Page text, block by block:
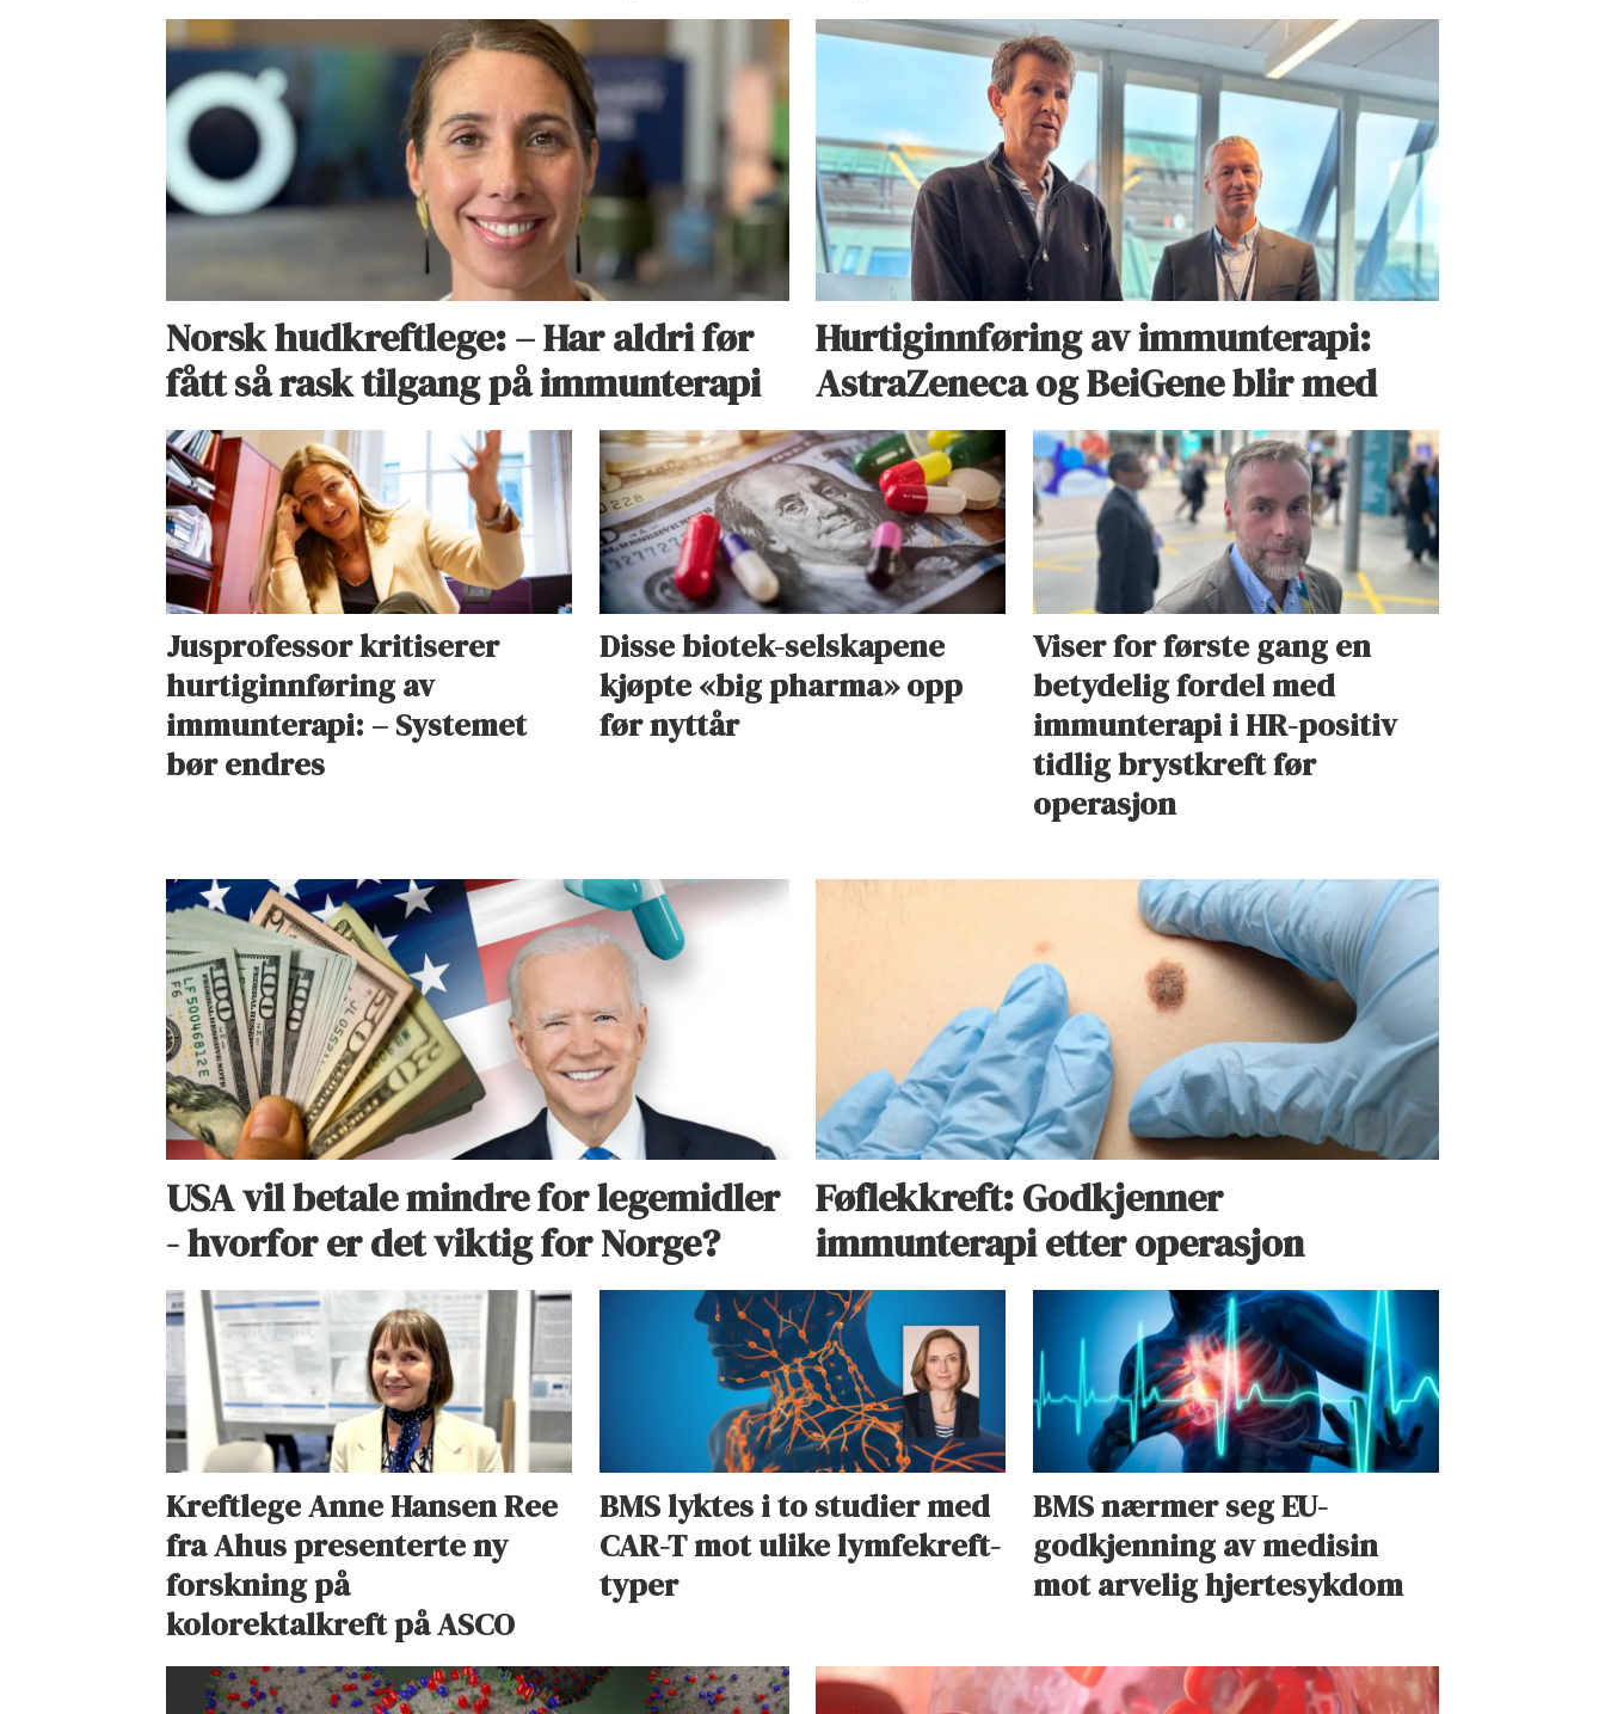
Norsk hudkreftlege: – Har aldri før
fått så rask tilgang på immunterapi
Hurtiginnføring av immunterapi:
AstraZeneca og BeiGene blir med
Jusprofessor kritiserer
hurtiginnføring av
immunterapi: – Systemet
bør endres
Disse biotek-selskapene
kjøpte «big pharma» opp
før nyttår
Viser for første gang en
betydelig fordel med
immunterapi i HR-positiv
tidlig brystkreft før
operasjon
USA vil betale mindre for legemidler
- hvorfor er det viktig for Norge?
Føflekkreft: Godkjenner
immunterapi etter operasjon
Kreftlege Anne Hansen Ree
fra Ahus presenterte ny
forskning på
kolorektalkreft på ASCO
BMS lyktes i to studier med
CAR-T mot ulike lymfekreft-
typer
BMS nærmer seg EU-
godkjenning av medisin
mot arvelig hjertesykdom